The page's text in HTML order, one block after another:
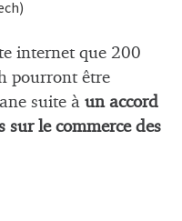
internet que 200
pourront être
suite à un accord
sur le commerce des